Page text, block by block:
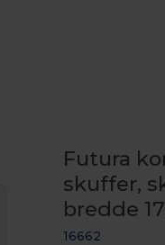
Futura
skuffer,
bredde
16662